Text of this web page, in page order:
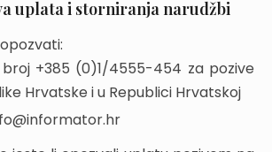
uplata i storniranja narudžbi
+385 (0)1/4555-454 za pozive
Hrvatske i u Republici Hrvatskoj